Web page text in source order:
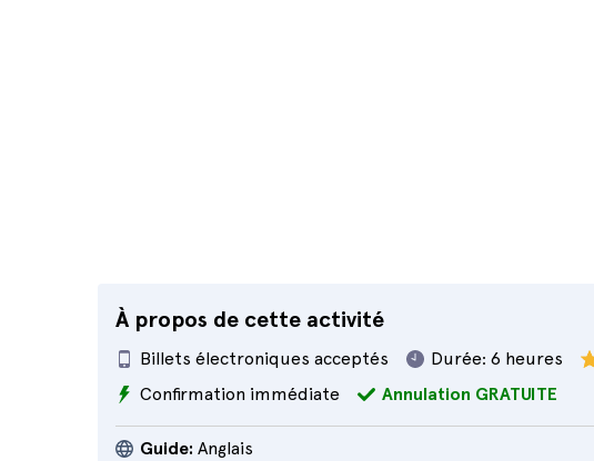
À propos de cette activité
Billets électroniques acceptés Durée: 6 heures
Confirmation immédiate
Annulation GRATUITE
Guide: Anglais